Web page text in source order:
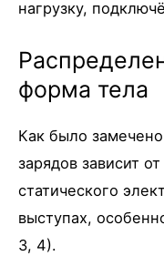
нагрузку,
форма тела
Как было
зарядов зависит
статического
выступах,
3, 4).